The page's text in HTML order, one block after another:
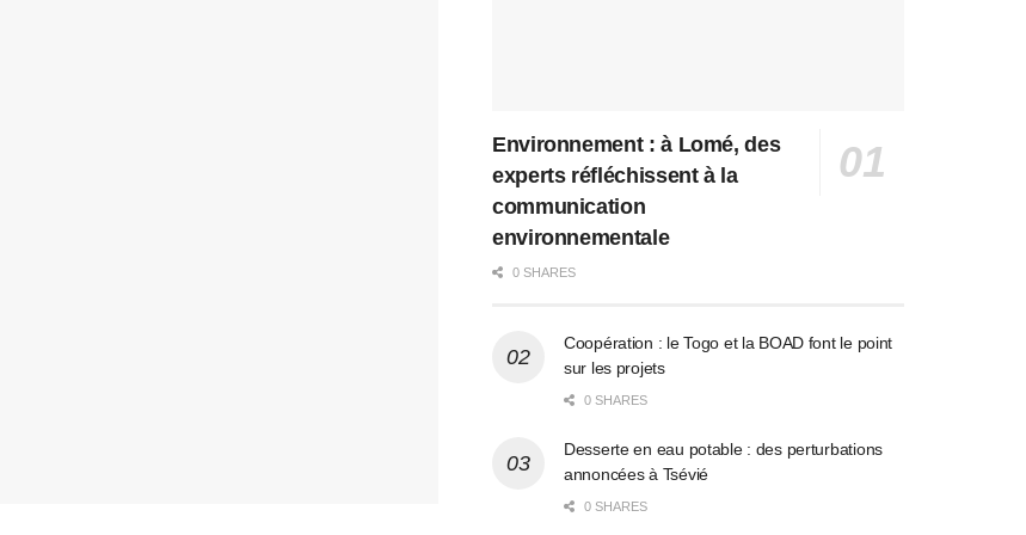
Environnement : à Lomé, des
experts réfléchissent à la
communication
environnementale
0 SHARES
Coopération : le Togo et la BOAD font le point
sur les projets
0 SHARES
Desserte en eau potable : des perturbations
annoncées à Tsévié
0 SHARES